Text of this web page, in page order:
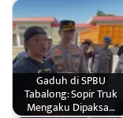
Gaduh di SPBU
Tabalong: Sopir Truk
Mengaku Dipaksa…